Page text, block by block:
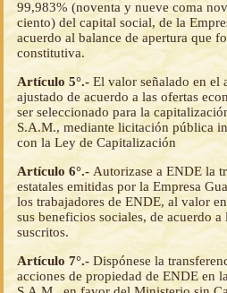
99,983% (noventa y nueve coma
ciento) del capital social, de la
acuerdo al balance de apertura que
constitutiva.
Artículo 5°.- El valor señalado en el
ajustado de acuerdo a las ofertas
ser seleccionado para la
S.A.M., mediante licitación pública
con la Ley de Capitalización
Artículo 6°.- Autorizase a ENDE la
estatales emitidas por la Empresa
los trabajadores de ENDE, al valor
sus beneficios sociales, de acuerdo
suscritos.
Artículo 7°.- Dispónese la
acciones de propiedad de ENDE en